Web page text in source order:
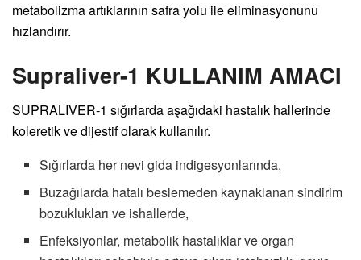
metabolizma artıklarının safra yolu ile eliminasyonunu
hızlandırır.
Supraliver-1 KULLANIM AMACI
SUPRALIVER-1 sığırlarda aşağıdaki hastalık hallerinde
koleretik ve dijestif olarak kullanılır.
Sığırlarda her nevi gida indigesyonlarında,
Buzağılarda hatalı beslemeden kaynaklanan sindirim
bozuklukları ve ishallerde,
Enfeksiyonlar, metabolik hastalıklar ve organ